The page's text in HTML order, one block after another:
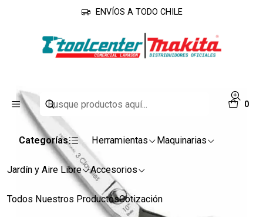
0
Categorías Herramientas Maquinarias
Jardín y Aire Libre Accesorios
Todos Nuestros ProductosCotización
ENVÍOS A TODO CHILE
¡Disfrutemos en familia!
Tijera Sastre 3 claveles 10" #93